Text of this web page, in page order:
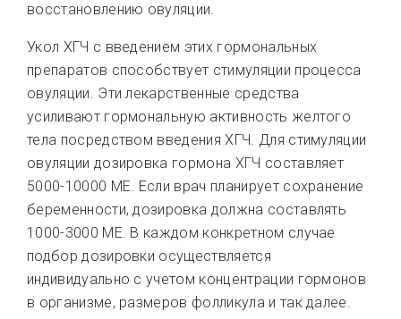
восстановлению овуляции.
Укол ХГЧ с введением этих гормональных
препаратов способствует стимуляции процесса
овуляции. Эти лекарственные средства
усиливают гормональную активность желтого
тела посредством введения ХГЧ. Для стимуляции
овуляции дозировка гормона ХГЧ составляет
5000-10000 МЕ. Если врач планирует сохранение
беременности, дозировка должна составлять
1000-3000 МЕ. В каждом конкретном случае
подбор дозировки осуществляется
индивидуально с учетом концентрации гормонов
в организме, размеров фолликула и так далее.